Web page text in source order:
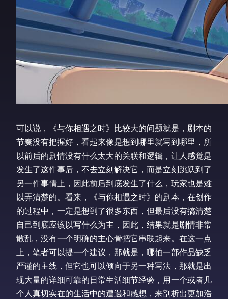
可以说，《与你相遇之时》比较大的问题就是，剧本的
节奏没有把握好，看起来像是想到哪里就写到哪里，所
以前后的剧情没有什么太大的关联和逻辑，让人感觉是
发生了这件事后，不去立刻解决它，而是立刻跳跃到了
另一件事情上，因此前后到底发生了什么，玩家也是难
以弄清楚的。看来，《与你相遇之时》的剧本，在创作
的过程中，一定是想到了很多东西，但最后没有搞清楚
自己到底应该以写什么为主，因此，结果就是剧情非常
散乱，没有一个明确的主心骨把它串联起来。在这一点
上，笔者可以提一个建议，那就是，哪怕一部作品缺乏
严谨的主线，但它也可以倾向于另一种写法，那就是出
现大量的详细可靠的日常生活细节经验，用一个或者几
个人真切实在的生活中的遭遇和感想，来剖析出更加浩